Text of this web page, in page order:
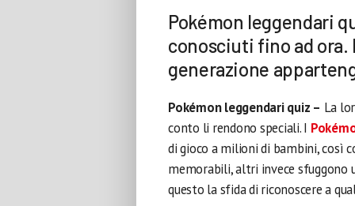
Pokémon leggendari
conosciuti fino ad ora.
generazione
Pokémon leggendari quiz – La
conto li rendono speciali. I
di gioco a milioni di bambini, così
memorabili, altri invece sfuggono
questo la sfida di riconoscere a